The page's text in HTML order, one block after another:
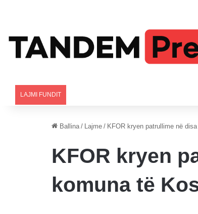
LAJMI FUNDIT
Ballina / Lajme / KFOR kryen patrullime në
KFOR kryen
komuna të